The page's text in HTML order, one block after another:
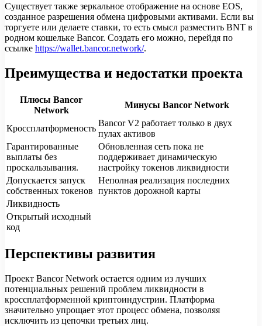
Существует также зеркальное отображение на основе EOS,
созданное разрешения обмена цифровыми активами. Если вы
торгуете или делаете ставки, то есть смысл разместить BNT в
родном кошельке Bancor. Создать его можно, перейдя по
ссылке https://wallet.bancor.network/.
Преимущества и недостатки проекта
Плюсы Bancor
Network
Минусы Bancor Network
Кроссплатформеность
Bancor V2 работает только в двух
пулах активов
Гарантированные
выплаты без
проскальзывания.
Обновленная сеть пока не
поддерживает динамическую
настройку токенов ликвидности
Допускается запуск
собственных токенов
Неполная реализация последних
пунктов дорожной карты
Ликвидность
Открытый исходный
код
Перспективы развития
Проект Bancor Network остается одним из лучших
потенциальных решений проблем ликвидности в
кроссплатформенной криптоиндустрии. Платформа
значительно упрощает этот процесс обмена, позволяя
исключить из цепочки третьих лиц.